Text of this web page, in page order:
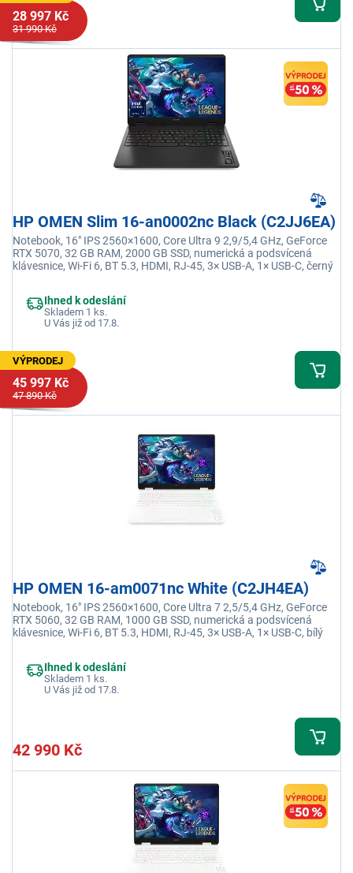
28 997 Kč
31 990 Kč
HP OMEN Slim 16-an0002nc Black (C2JJ6EA)
Notebook, 16" IPS 2560×1600, Core Ultra 9 2,9/5,4 GHz, GeForce
RTX 5070, 32 GB RAM, 2000 GB SSD, numerická a podsvícená
klávesnice, Wi-Fi 6, BT 5.3, HDMI, RJ-45, 3× USB-A, 1× USB-C, černý
Ihned k odeslání
Skladem 1 ks.
U Vás již od 17.8.
VÝPRODEJ
45 997 Kč
47 890 Kč
HP OMEN 16-am0071nc White (C2JH4EA)
Notebook, 16" IPS 2560×1600, Core Ultra 7 2,5/5,4 GHz, GeForce
RTX 5060, 32 GB RAM, 1000 GB SSD, numerická a podsvícená
klávesnice, Wi-Fi 6, BT 5.3, HDMI, RJ-45, 3× USB-A, 1× USB-C, bílý
Ihned k odeslání
Skladem 1 ks.
U Vás již od 17.8.
42 990 Kč